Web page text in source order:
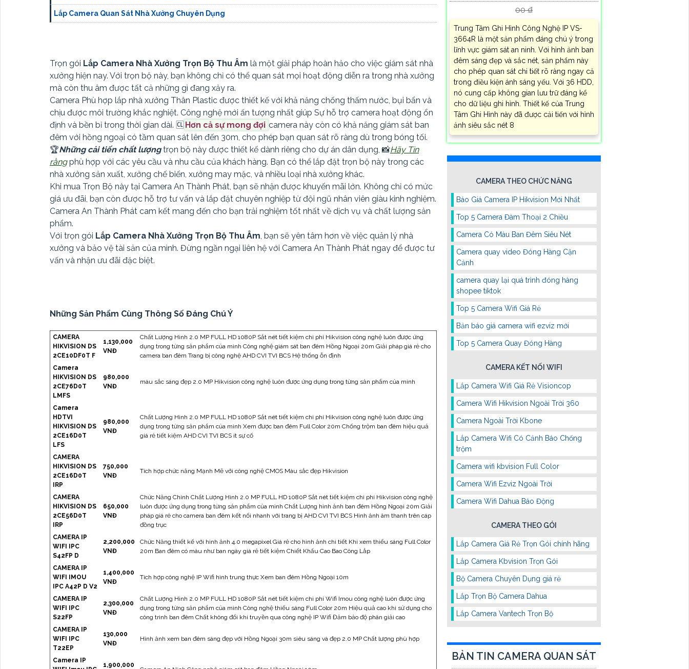
Lắp Camera Quan Sát Nhà Xưởng Chuyên Dụng
Trọn gói Lắp Camera Nhà Xưởng Trọn Bộ Thu Âm là một giải pháp hoàn hảo cho việc giám sát nhà
xưởng hiện nay. Với trọn bộ này, bạn không chỉ có thể quan sát mọi hoạt động diễn ra trong nhà xưởng
mà còn thu âm được tất cả những gì đang xảy ra.
Camera Phù hợp lắp nhà xưởng Thân Plastic được thiết kế với khả năng chống thấm nước, bụi bẩn và
chịu được môi trường khắc nghiệt. Công nghệ mới ấn tượng nhất giúp Sự hỗ trợ camera hoạt động ổn
định và bền bỉ trong thời gian dài. 🆑 Hơn cả sự mong đợi camera này còn có khả năng giám sát ban
đêm với hồng ngoại có tầm quan sát lên đến 30m, cho phép bạn quan sát rõ ràng dù trong bóng tối.
🏆Những cải tiến chất lượngtrọn bộ này được thiết kế dành riêng cho dự án dân dụng, 📸Hãy Tin
rằngphù hợp với các yêu cầu và nhu cầu của khách hàng. Bạn có thể lắp đặt trọn bộ này trong các
nhà xưởng sản xuất, xưởng chế biến, xưởng may mặc, và nhiều loại nhà xưởng khác.
Khi mua Trọn Bộ này tại Camera An Thành Phát, bạn sẽ nhận được khuyến mãi lớn. Không chỉ có mức
giá ưu đãi, bạn còn được hỗ trợ tư vấn và lắp đặt chuyên nghiệp từ đội ngũ nhân viên giàu kinh nghiệm.
Camera An Thành Phát cam kết mang đến cho bạn trải nghiệm tốt nhất về dịch vụ và chất lượng sản
phẩm.
Với trọn gói Lắp Camera Nhà Xưởng Trọn Bộ Thu Âm, bạn sẽ yên tâm hơn về việc quản lý nhà
xưởng và bảo vệ tài sản của mình. Đừng ngần ngại liên hệ với Camera An Thành Phát ngay để được tư
vấn và nhận ưu đãi đặc biệt.
Những Sản Phẩm Cùng Thông Số Đáng Chú Ý
CAMERA
HIKVISION DS
2CE10DF0T F
1,130,000
VNĐ
Chất Lượng Hình 2.0 MP FULL HD 1080P Sắt nét tiết kiệm chi phí Hikvision công nghệ luôn được ứng
dụng trong từng sản phẩm của mình Công nghệ giám sát ban đêm Hồng Ngoại 20m Giải pháp giá rẻ cho
camera ban đêm Trang bị công nghệ AHD CVI TVI BCS Hệ thống ỗn định
Camera
HIKVISION DS
2CE76D0T
LMFS
980,000
VNĐ
màu sắc sáng đẹp 2.0 MP Hikvision công nghệ luôn được ứng dụng trong từng sản phẩm của mình
Camera
HDTVI
HIKVISION DS
2CE16D0T
LFS
980,000
VNĐ
Chất Lượng Hình 2.0 MP FULL HD 1080P Sắt nét tiết kiệm chi phí Hikvision công nghệ luôn được ứng
dụng trong từng sản phẩm của mình Xem được ban đêm Full Color 20m Chống trộm ban đêm hiệu quả
giá rẻ tiết kiệm AHD CVI TVI BCS ít sự cố
CAMERA
HIKVISION DS
2CE16D0T
IRP
750,000
VNĐ
Tích hợp chức năng Mạnh Mẽ với công nghệ CMOS Màu sắc đẹp Hikvision
CAMERA
HIKVISION DS
2CE56D0T
IRP
650,000
VNĐ
Chức Năng Chính Chất Lượng Hình 2.0 MP FULL HD 1080P Sắt nét tiết kiệm chi phí Hikvision công nghệ
luôn được ứng dụng trong từng sản phẩm của mình Chất Lượng hình ảnh ban đêm Hồng Ngoại 20m Giải
pháp giá rẻ cho camera ban đêm kết nối nhanh với trang bị AHD CVI TVI BCS Hình ảnh âm thanh trên cáp
đồng trục
CAMERA IP
WIFI IPC
S42FP D
2,200,000
VNĐ
Chức Năng thiết kế với hình ảnh 4.0 megapixel Giá rẻ cho hình ảnh chi tiết Khi xem thiếu sáng Full Color
20m Ban đêm có màu như ban ngày giá rẻ tiết kiệm Chiết Khấu Cao Bao Công Lắp
CAMERA IP
WIFI IMOU
IPC A42P D V2
1,400,000
VNĐ
Tích hợp công nghệ IP Wifi hình trung thực Xem ban đêm Hồng Ngoại 10m
CAMERA IP
WIFI IPC
S22FP
2,300,000
VNĐ
Chất Lượng Hình 2.0 MP FULL HD 1080P Sắt nét tiết kiệm chi phí Wifi Imou công nghệ luôn được ứng
dụng trong từng sản phẩm của mình Công nghệ thiếu sáng Full Color 20m Hiệu quả cao khi sử dụng cho
công trình ban đêm Chất không đổi khi truyền qua công nghệ IP Wifi Đảm bảo độ phân giải cao
CAMERA IP
WIFI IPC
T22EP
130,000
VNĐ
Hình ảnh xem ban đêm sáng đẹp với Hồng Ngoại 30m siêu sáng và đẹp 2.0 MP Chất lượng phù hợp
Camera IP
1,900,000
00 ₫
Trung Tâm Ghi Hình Công Nghệ IP VS-
3664R là một sản phẩm đáng chú ý trong
lĩnh vực giám sát an ninh. Với hình ảnh ban
đêm sáng đẹp và sắc nét, sản phẩm này
cho phép quan sát chi tiết rõ ràng ngay cả
trong điều kiện ánh sáng yếu. Với 36 HDD,
nó cung cấp không gian lưu trữ đáng kể
cho dữ liệu ghi hình. Thiết kế của Trung
Tâm Ghi Hình này đã được cải tiến với hình
ảnh siêu sắc nét 8
CAMERA THEO CHỨC NĂNG
Báo Giá Camera IP Hikvision Mới Nhất
Top 5 Camera Đàm Thoại 2 Chiều
Camera Có Màu Ban Đêm Siêu Nét
Camera quay video Đóng Hàng Cận
Cảnh
camera quay lại quá trình đóng hàng
shopee tiktok
Top 5 Camera Wifi Giá Rẻ
Bản báo giá camera wifi ezviz mới
Top 5 Camera Quay Đóng Hàng
CAMERA KẾT NỐI WIFI
Lắp Camera Wifi Giá Rẻ Visioncop
Camera Wifi Hikvision Ngoài Trời 360
Camera Ngoài Trời Kbone
Lắp Camera Wifi Có Cảnh Báo Chống
trộm
Camera wifi kbvision Full Color
Camera Wifi Ezviz Ngoài Trời
Camera Wifi Dahua Báo Động
CAMERA THEO GÓI
Lắp Camera Giá Rẻ Trọn Gói chính hãng
Lắp Camera Kbvision Trọn Gói
Bộ Camera Chuyên Dụng giá rẻ
Lắp Trọn Bộ Camera Dahua
Lắp Camera Vantech Trọn Bộ
BẢN TIN CAMERA QUAN SÁT